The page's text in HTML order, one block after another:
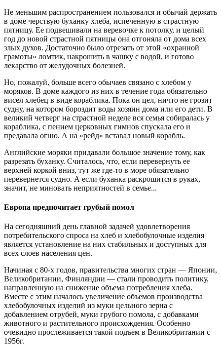
Не меньшим распространением пользовался и обычай держать
в доме черствую буханку хлеба, испеченную в страстную
пятницу. Ее подвешивали на веревочке к потолку, и целый
год до новой страстной пятницы она отгоняла от дома всех
злых духов. Достаточно было отрезать от этой «охранной
грамоты» ломтик, накрошить в чашку с водой, и готово
лекарство от желудочных болезней.
Но, пожалуй, больше всего обычаев связано с хлебом у
моряков. В доме каждого из них в течение года обязательно
висел хлебец в виде кораблика. Пока он цел, ничто не грозит
судну, на котором бороздит воды хозяин дома или его дети. В
великий четверг на страстной неделе вся семья собиралась у
кораблика, с пением церковных гимнов спускала его и
предавала огню. А на «рейд» вставал новый корабль.
Английские моряки придавали большое значение тому, как
разрезать буханку. Считалось, что, если перевернуть ее
верхней коркой вниз, тут же где-то в море обязательно
перевернется судно. А если буханка раскрошится в руках,
значит, не миновать неприятностей в семье...
Европа предпочитает грубый помол
На сегодняшний день главной задачей удовлетворения
потребительского спроса на хлеб и хлебобулочные изделия
является установление на них стабильных и доступных для
всех слоев населения цен.
Начиная с 80-х годов, правительства многих стран — Японии,
Великобритании, Финляндии — стали проводить политику,
направленную на снижение объема потребления хлеба.
Вместе с этим началось увеличение объемов производства
хлебобулочных изделий из муки цельного зерна с
добавлением отрубей, муки грубого помола, с добавками
животного и растительного происхождения. Особенно
очевидно прослеживается такой подъем в Великобритании с
1956г.